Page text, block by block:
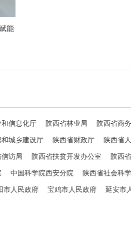
能
信息化厅 陕西省林业局 陕西省商
城乡建设厅 陕西省财政厅 陕西省
信访局 陕西省扶贫开发办公室 陕西
中国科学院西安分院 陕西省社会科
市人民政府 宝鸡市人民政府 延安市